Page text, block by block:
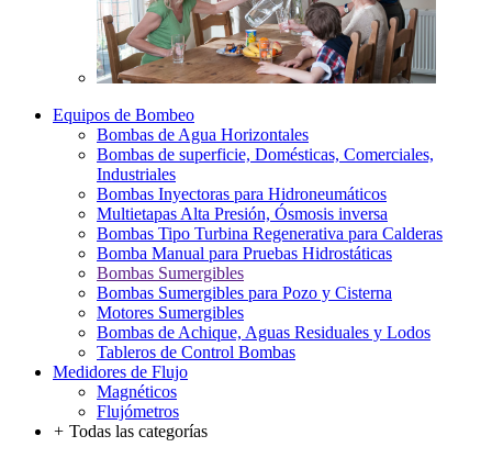
Equipos de Bombeo
Bombas de Agua Horizontales
Bombas de superficie, Domésticas, Comerciales,
Industriales
Bombas Inyectoras para Hidroneumáticos
Multietapas Alta Presión, Ósmosis inversa
Bombas Tipo Turbina Regenerativa para Calderas
Bomba Manual para Pruebas Hidrostáticas
Bombas Sumergibles
Bombas Sumergibles para Pozo y Cisterna
Motores Sumergibles
Bombas de Achique, Aguas Residuales y Lodos
Tableros de Control Bombas
Medidores de Flujo
Magnéticos
Flujómetros
+ Todas las categorías